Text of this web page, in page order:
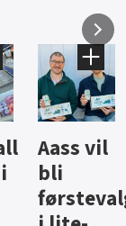
Hard
iste fra
Hansa